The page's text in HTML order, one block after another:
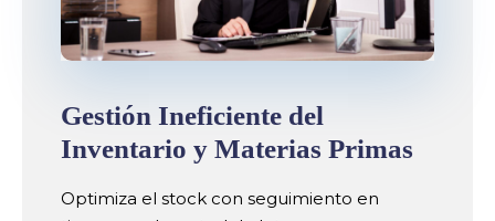
Gestión Ineficiente del
Inventario y Materias Primas
Optimiza el stock con seguimiento en